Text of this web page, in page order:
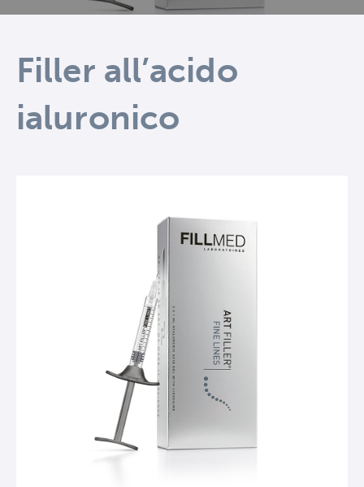
Filler all’acido
ialuronico